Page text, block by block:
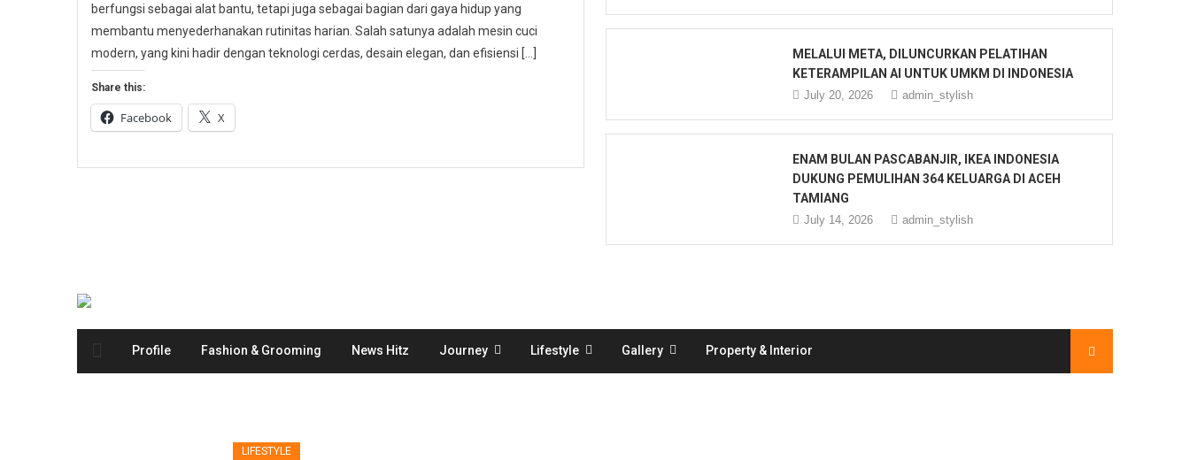
berfungsi sebagai alat bantu, tetapi juga sebagai bagian dari gaya hidup yang
membantu menyederhanakan rutinitas harian. Salah satunya adalah mesin cuci
modern, yang kini hadir dengan teknologi cerdas, desain elegan, dan efisiensi […]
Share this:
Facebook X
MELALUI META, DILUNCURKAN PELATIHAN
KETERAMPILAN AI UNTUK UMKM DI INDONESIA
July 20, 2026 admin_stylish
ENAM BULAN PASCABANJIR, IKEA INDONESIA
DUKUNG PEMULIHAN 364 KELUARGA DI ACEH
TAMIANG
July 14, 2026 admin_stylish
Profile Fashion & Grooming News Hitz Journey Lifestyle Gallery Property & Interior
LIFESTYLE